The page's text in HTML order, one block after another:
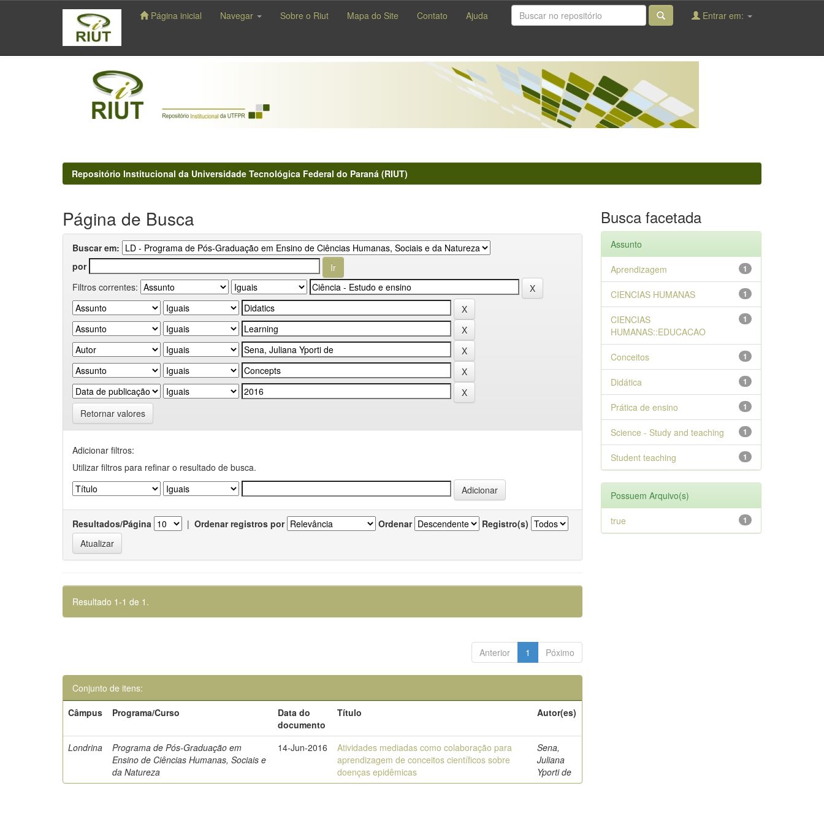
navigation
Página inicial Navegar Sobre o Riut Mapa do Site Contato Ajuda Entrar em:
Repositório Institucional da Universidade Tecnológica Federal do Paraná (RIUT)
Página de Busca
Buscar em:
por
Filtros correntes:
Retornar valores
Adicionar filtros:
Utilizar filtros para refinar o resultado de busca.
Resultados/Página | Ordenar registros por Ordenar Registro(s)
Resultado 1-1 de 1.
Anterior 1 Póximo
Conjunto de itens:
Câmpus
Programa/Curso
Data do
documento
Título Autor(es)
Londrina
Programa de Pós-Graduação em
Ensino de Ciências Humanas, Sociais e
da Natureza
14-Jun-2016
Atividades mediadas como colaboração para
aprendizagem de conceitos científicos sobre
doenças epidêmicas
Sena,
Juliana
Yporti de
Busca facetada
Assunto
1
Aprendizagem
1
CIENCIAS HUMANAS
1
CIENCIAS
HUMANAS::EDUCACAO
1
Conceitos
1
Didática
1
Prática de ensino
1
Science - Study and teaching
1
Student teaching
Possuem Arquivo(s)
1
true